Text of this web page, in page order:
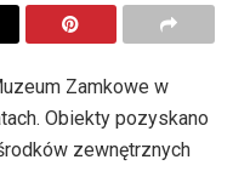
Zamkowe w
Obiekty pozyskano
zewnętrznych